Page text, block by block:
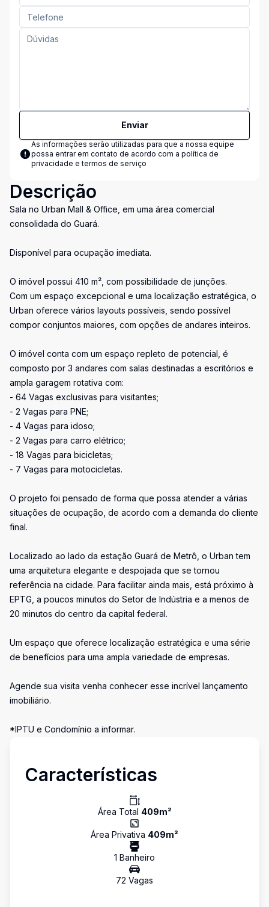
Enviar
As informações serão utilizadas para que a nossa equipe
possa entrar em contato de acordo com a política de
privacidade e termos de serviço
Descrição
Sala no Urban Mall & Office, em uma área comercial
consolidada do Guará.
Disponível para ocupação imediata.
O imóvel possui 410 m², com possibilidade de junções.
Com um espaço excepcional e uma localização estratégica, o
Urban oferece vários layouts possíveis, sendo possível
compor conjuntos maiores, com opções de andares inteiros.
O imóvel conta com um espaço repleto de potencial, é
composto por 3 andares com salas destinadas a escritórios e
ampla garagem rotativa com:
- 64 Vagas exclusivas para visitantes;
- 2 Vagas para PNE;
- 4 Vagas para idoso;
- 2 Vagas para carro elétrico;
- 18 Vagas para bicicletas;
- 7 Vagas para motocicletas.
O projeto foi pensado de forma que possa atender a várias
situações de ocupação, de acordo com a demanda do cliente
final.
Localizado ao lado da estação Guará de Metrô, o Urban tem
uma arquitetura elegante e despojada que se tornou
referência na cidade. Para facilitar ainda mais, está próximo à
EPTG, a poucos minutos do Setor de Indústria e a menos de
20 minutos do centro da capital federal.
Um espaço que oferece localização estratégica e uma série
de benefícios para uma ampla variedade de empresas.
Agende sua visita venha conhecer esse incrível lançamento
imobiliário.
*IPTU e Condomínio a informar.
Características
Área Total 409m²
Área Privativa 409m²
1 Banheiro
72 Vagas